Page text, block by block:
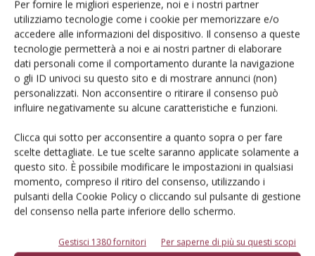
Per fornire le migliori esperienze, noi e i nostri partner
utilizziamo tecnologie come i cookie per memorizzare e/o
accedere alle informazioni del dispositivo. Il consenso a queste
tecnologie permetterà a noi e ai nostri partner di elaborare
dati personali come il comportamento durante la navigazione
o gli ID univoci su questo sito e di mostrare annunci (non)
personalizzati. Non acconsentire o ritirare il consenso può
influire negativamente su alcune caratteristiche e funzioni.
Clicca qui sotto per acconsentire a quanto sopra o per fare
scelte dettagliate. Le tue scelte saranno applicate solamente a
questo sito. È possibile modificare le impostazioni in qualsiasi
momento, compreso il ritiro del consenso, utilizzando i
pulsanti della Cookie Policy o cliccando sul pulsante di gestione
del consenso nella parte inferiore dello schermo.
Gestisci 1380 fornitori Per saperne di più su questi scopi
Catalogo Aziende e Prodotti
Un modo semplice per cercare un'azienda o un
prodotto!
Cerca adesso
L'Esperto risponde
I consigli di Terra e Vita agli agricoltori